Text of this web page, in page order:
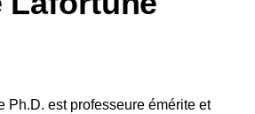
Ph.D. est professeure émérite et